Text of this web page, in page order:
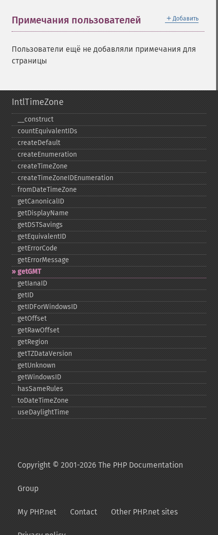
＋ Добавить
Примечания пользователей
Пользователи ещё не добавляли примечания для
страницы
IntlTimeZone
_​_​construct
countEquivalentIDs
createDefault
createEnumeration
createTimeZone
createTimeZoneIDEnumeration
fromDateTimeZone
getCanonicalID
getDisplayName
getDSTSavings
getEquivalentID
getErrorCode
getErrorMessage
getGMT
getIanaID
getID
getIDForWindowsID
getOffset
getRawOffset
getRegion
getTZDataVersion
getUnknown
getWindowsID
hasSameRules
toDateTimeZone
useDaylightTime
Copyright © 2001-2026 The PHP Documentation
Group
My PHP.net Contact Other PHP.net sites